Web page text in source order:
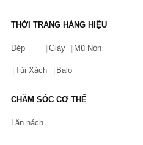
THỜI TRANG HÀNG HIỆU
Dép Giày Mũ Nón
Túi Xách Balo
CHĂM SÓC CƠ THỂ
Lăn nách